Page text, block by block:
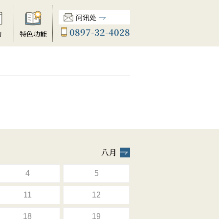
特色功能
问讯处
0897-32-4028
八月
4 5
11 12
18 19